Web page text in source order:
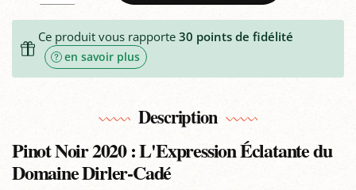
Ce produit vous rapporte30 points de fidélité
en savoir plus
Description
Pinot Noir 2020 : L'Expression Éclatante du
Domaine Dirler-Cadé